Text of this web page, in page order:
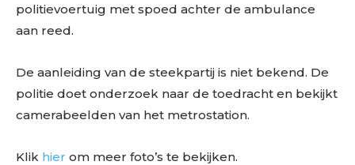
politievoertuig met spoed achter de ambulance
aan reed.
De aanleiding van de steekpartij is niet bekend. De
politie doet onderzoek naar de toedracht en bekijkt
camerabeelden van het metrostation.
Klik hier om meer foto’s te bekijken.